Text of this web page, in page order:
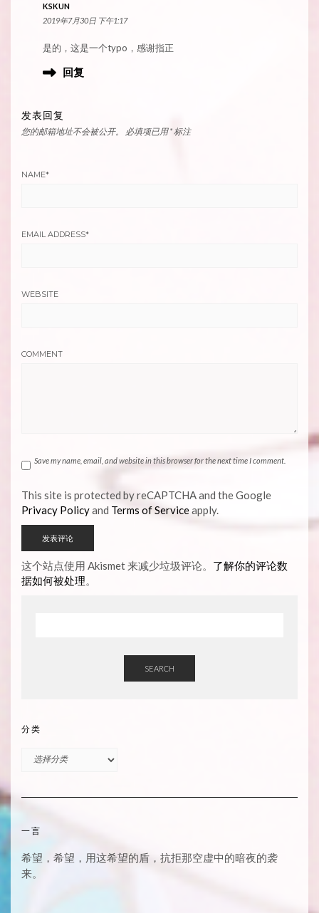
KSKUN
2019年7月30日 下午1:17
是的，这是一个typo，感谢指正
回复
发表回复
您的邮箱地址不会被公开。 必填项已用*标注
NAME*
EMAIL ADDRESS*
WEBSITE
COMMENT
Save my name, email, and website in this browser for the next time I comment.
This site is protected by reCAPTCHA and the Google
Privacy Policyand Terms of Serviceapply.
这个站点使用 Akismet 来减少垃圾评论。 了解你的评论数
据如何被处理
SEARCH
分类
一言
希望，希望，用这希望的盾，抗拒那空虚中的暗夜的袭
来。